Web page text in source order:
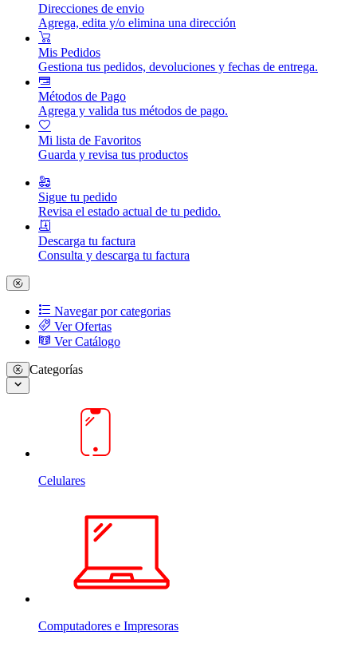
Direcciones de envio
Agrega, edita y/o elimina una dirección
Mis Pedidos
Gestiona tus pedidos, devoluciones y fechas de entrega.
Métodos de Pago
Agrega y valida tus métodos de pago.
Mi lista de Favoritos
Guarda y revisa tus productos
Sigue tu pedido
Revisa el estado actual de tu pedido.
Descarga tu factura
Consulta y descarga tu factura
Navegar por categorias
Ver Ofertas
Ver Catálogo
Categorías
Celulares
Computadores e Impresoras